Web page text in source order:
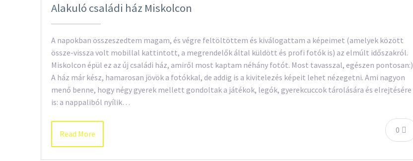
Alakuló családi ház Miskolcon
A napokban összeszedtem magam, és végre feltöltöttem és kiválogattam a képeimet (amelyek között
össze-vissza volt mobillal kattintott, a megrendelők által küldött és profi fotók is) az elmúlt időszakról.
Miskolcon épül ez az új családi ház, amiről most kaptam néhány fotót. Most tavasszal, egészen pontosan:)
A ház már kész, hamarosan jövök a fotókkal, de addig is a kivitelezés képeit lehet nézegetni. Ami nagyon
menő benne, hogy négy gyerek mellett gondoltak a játékok, legók, gyerekcuccok tárolására és elrejtésére
is: a nappaliból nyílik…
0
Read More